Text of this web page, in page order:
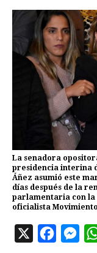
La senadora
presidencia interina
Áñez asumió este
días después de la
parlamentaria con la
oficialista Movimiento
X
M